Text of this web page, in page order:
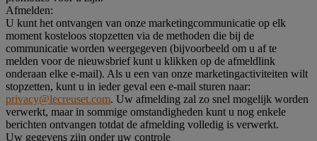
Afmelden:
U kunt het ontvangen van onze marketingcommunicatie op elk
moment kosteloos stopzetten via de methoden die bij de
communicatie worden weergegeven (bijvoorbeeld om u af te
melden voor de nieuwsbrief kunt u klikken op de afmeldlink
onderaan elke e-mail). Als u een van onze marketingactiviteiten wilt
stopzetten, kunt u in ieder geval een e-mail sturen naar:
privacy@lecreuset.com. Uw afmelding zal zo snel mogelijk worden
verwerkt, maar in sommige omstandigheden kunt u nog enkele
berichten ontvangen totdat de afmelding volledig is verwerkt.
Uw gegevens zijn onder uw controle